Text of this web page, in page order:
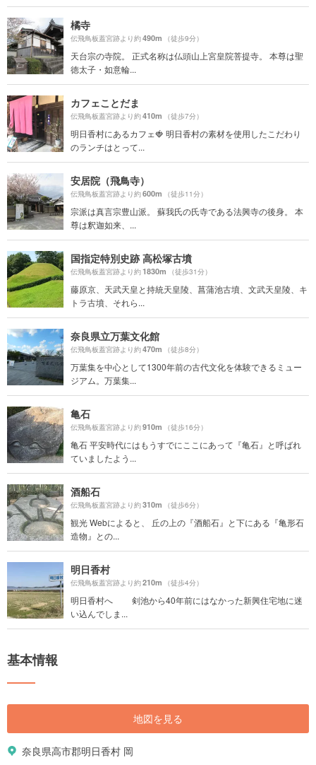
橘寺
伝飛鳥板蓋宮跡より約490m （徒歩9分）
天台宗の寺院。 正式名称は仏頭山上宮皇院菩提寺。 本尊は聖
徳太子・如意輪...
カフェことだま
伝飛鳥板蓋宮跡より約410m （徒歩7分）
明日香村にあるカフェ🍓 明日香村の素材を使用したこだわり
のランチはとって...
安居院（飛鳥寺）
伝飛鳥板蓋宮跡より約600m （徒歩11分）
宗派は真言宗豊山派。 蘇我氏の氏寺である法興寺の後身。 本
尊は釈迦如来、...
国指定特別史跡 高松塚古墳
伝飛鳥板蓋宮跡より約1830m （徒歩31分）
藤原京、天武天皇と持統天皇陵、菖蒲池古墳、文武天皇陵、キ
トラ古墳、それら...
奈良県立万葉文化館
伝飛鳥板蓋宮跡より約470m （徒歩8分）
万葉集を中心として1300年前の古代文化を体験できるミュー
ジアム。万葉集...
亀石
伝飛鳥板蓋宮跡より約910m （徒歩16分）
亀石 平安時代にはもうすでにここにあって『亀石』と呼ばれ
ていましたよう...
酒船石
伝飛鳥板蓋宮跡より約310m （徒歩6分）
観光 Webによると、 丘の上の『酒船石』と下にある『亀形石
造物』との...
明日香村
伝飛鳥板蓋宮跡より約210m （徒歩4分）
明日香村へ 剣池から40年前にはなかった新興住宅地に迷
い込んでしま...
基本情報
地図を見る
奈良県高市郡明日香村 岡